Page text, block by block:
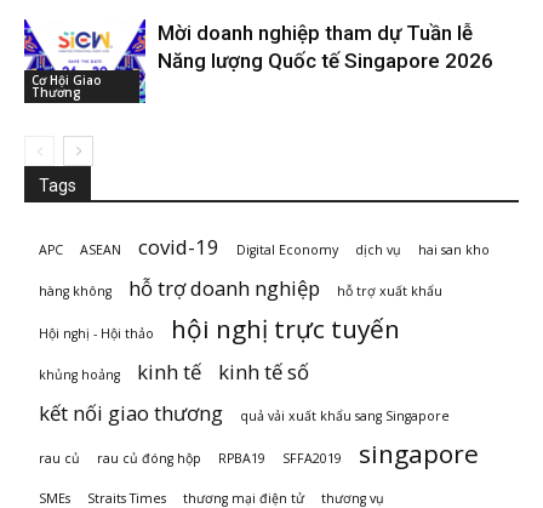
Cơ Hội Giao
Thương
Mời doanh nghiệp tham dự Tuần lễ
Năng lượng Quốc tế Singapore 2026
Tags
APC ASEAN covid-19 Digital Economy dịch vụ hai san kho
hàng không hỗ trợ doanh nghiệp hỗ trợ xuất khẩu
Hội nghị - Hội thảo hội nghị trực tuyến
khủng hoảng kinh tế
kinh tế số
kết nối giao thương
quả vải xuất khẩu sang Singapore
rau củ rau củ đóng hộp RPBA19 SFFA2019 singapore
SMEs Straits Times thương mại điện tử thương vụ